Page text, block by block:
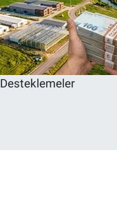
Desteklemeler